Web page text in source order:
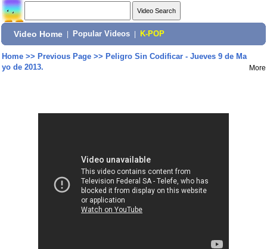
Video Home Popular Videos K-POP
Home>> Previous Page>> Peligro Sin Codificar - Jueves 9 de Ma
yo de 2013.
More